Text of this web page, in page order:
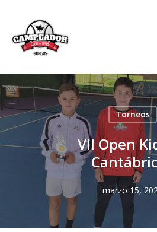
main
content
Torneos
VII Open
marzo 15,